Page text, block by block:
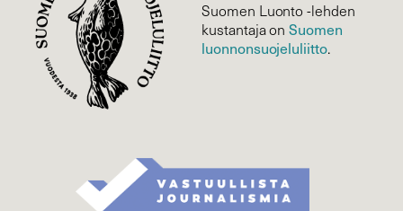
Suomen Luonto -lehden
kustantaja onSuomen
luonnonsuojelu­liitto.